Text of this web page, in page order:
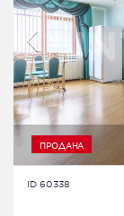
ПРОДАНА
ID 60338